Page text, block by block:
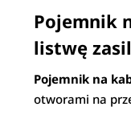
Pojemnik
listwę
Pojemnik na
otworami na